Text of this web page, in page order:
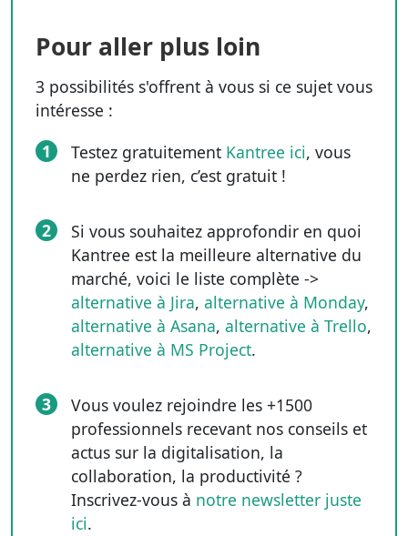
Pour aller plus loin
3 possibilités s'offrent à vous si ce sujet vous
intéresse :
1
Testez gratuitement Kantree ici, vous
ne perdez rien, c’est gratuit !
2
Si vous souhaitez approfondir en quoi
Kantree est la meilleure alternative du
marché, voici le liste complète ->
alternative à Jira, alternative à Monday,
alternative à Asana, alternative à Trello,
alternative à MS Project.
3
Vous voulez rejoindre les +1500
professionnels recevant nos conseils et
actus sur la digitalisation, la
collaboration, la productivité ?
Inscrivez-vous à notre newsletter juste
ici.